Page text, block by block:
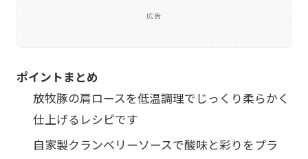
広告
ポイントまとめ
放牧豚の肩ロースを低温調理でじっくり柔らかく
仕上げるレシピです
自家製クランベリーソースで酸味と彩りをプラ